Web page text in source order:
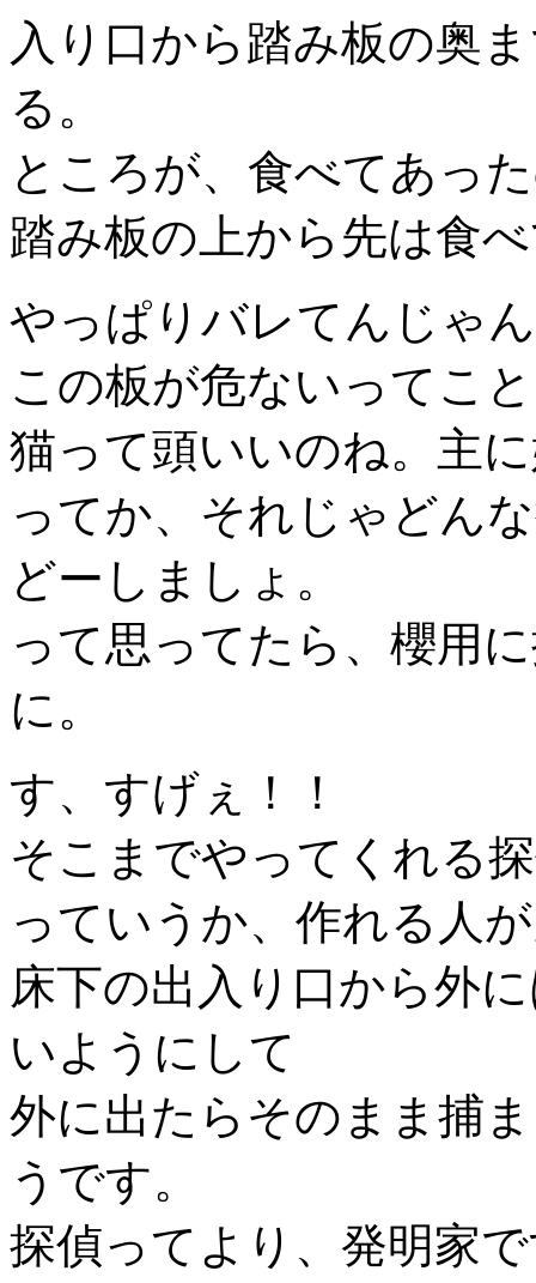
入り口から踏み板の奥
る。
ところが、食べてあっ
踏み板の上から先は食
やっぱりバレてんじゃ
この板が危ないってこ
猫って頭いいのね。主
ってか、それじゃどん
どーしましょ。
って思ってたら、櫻用
に。
す、すげぇ！！
そこまでやってくれる
っていうか、作れる人
床下の出入り口から外
いようにして
外に出たらそのまま捕
うです。
探偵ってより、発明家